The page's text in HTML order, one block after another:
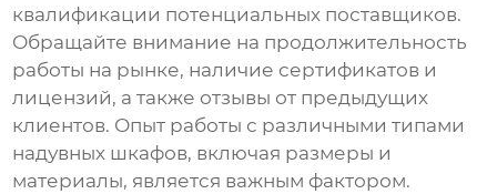
квалификации потенциальных поставщиков.
Обращайте внимание на продолжительность
работы на рынке, наличие сертификатов и
лицензий, а также отзывы от предыдущих
клиентов. Опыт работы с различными типами
надувных шкафов, включая размеры и
материалы, является важным фактором.